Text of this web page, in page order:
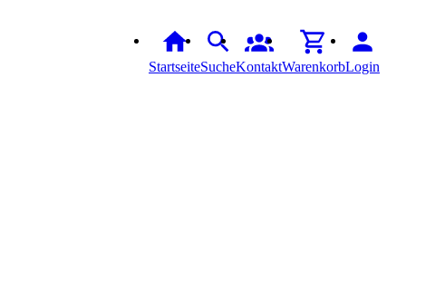
StartseiteSucheKontaktWarenkorbLogin